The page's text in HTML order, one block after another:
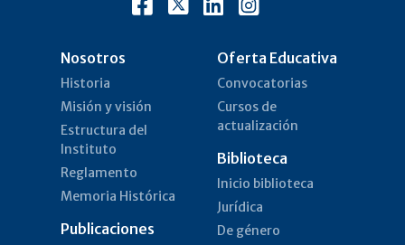
Nosotros
Historia
Misión y visión
Estructura del
Instituto
Reglamento
Memoria Histórica
Publicaciones
Oferta Educativa
Convocatorias
Cursos de
actualización
Biblioteca
Inicio biblioteca
Jurídica
De género